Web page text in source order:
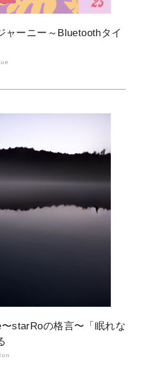
ャーニー～Bluetoothタイ
starRoの格言〜「眠れな